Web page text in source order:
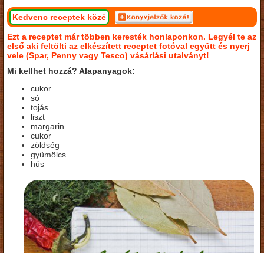
Kedvenc receptek közé
Ezt a receptet már többen keresték honlaponkon. Legyél te az
első aki feltölti az elkészített receptet fotóval együtt és nyerj
vele (Spar, Penny vagy Tesco) vásárlási utalványt!
Mi kellhet hozzá? Alapanyagok:
cukor
só
tojás
liszt
margarin
cukor
zöldség
gyümölcs
hús